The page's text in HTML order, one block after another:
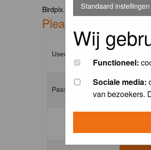
Standaard instellingen
Wij
Functioneel:
Sociale media:
van bezoekers.
Birdpix.nl Forum Index
Please enter your
Username:
Password: